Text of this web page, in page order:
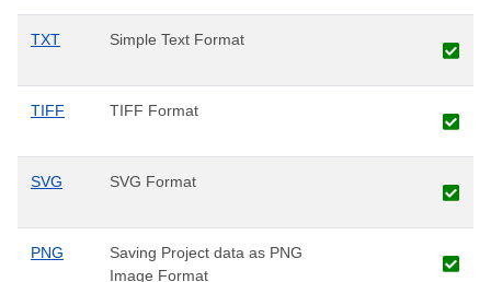
TXT Simple Text Format
TIFF TIFF Format
SVG SVG Format
PNG
Saving Project data as PNG
Image Format